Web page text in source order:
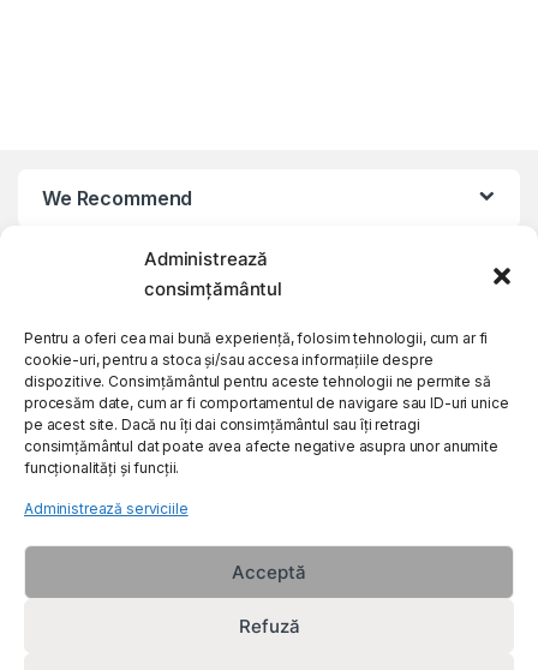
Administrează
consimțământul
Pentru a oferi cea mai bună experiență, folosim tehnologii, cum ar fi
cookie-uri, pentru a stoca și/sau accesa informațiile despre
dispozitive. Consimțământul pentru aceste tehnologii ne permite să
procesăm date, cum ar fi comportamentul de navigare sau ID-uri unice
pe acest site. Dacă nu îți dai consimțământul sau îți retragi
consimțământul dat poate avea afecte negative asupra unor anumite
funcționalități și funcții.
Administrează serviciile
Acceptă
Refuză
We Recommend
My Account
Customer Care
About Us